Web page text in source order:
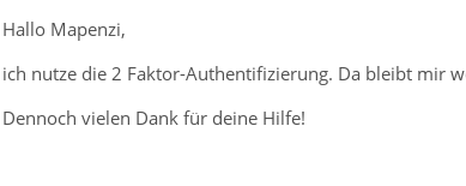
Hallo Mapenzi,
ich nutze die 2 Faktor-Authentifizierung. Da bleibt mir
Dennoch vielen Dank für deine Hilfe!